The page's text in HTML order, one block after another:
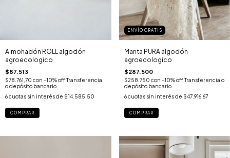
Almohadón ROLL algodón
agroecologico
$87.513
$78.761,70 con -10% off Transferencia
o depósito bancario
6cuotas sin interés de $14.585,50
COMPRAR
ENVÍO GRATIS
Manta PURA algodón
agroecologico
$287.500
$258.750 con -10% off Transferencia o
depósito bancario
6 cuotas sin interés de $47.916,67
COMPRAR